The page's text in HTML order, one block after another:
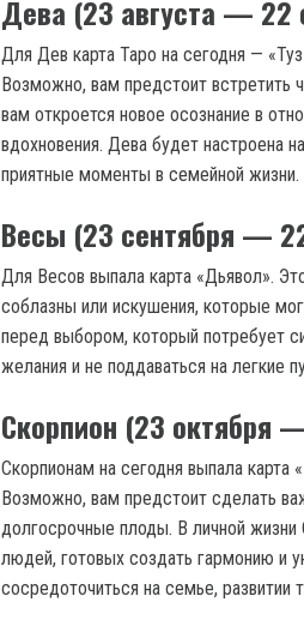
Дева (23 августа — 22
Для Дев карта Таро на сегодня —
Возможно, вам предстоит встретить
вам откроется новое осознание в
вдохновения. Дева будет настроена
приятные моменты в семейной жизни.
Весы (23 сентября —
Для Весов выпала карта «Дьявол».
соблазны или искушения, которые
перед выбором, который потребует
желания и не поддаваться на легкие
Скорпион (23 октября
Скорпионам на сегодня выпала карта
Возможно, вам предстоит сделать
долгосрочные плоды. В личной жизни
людей, готовых создать гармонию и
сосредоточиться на семье, развитии